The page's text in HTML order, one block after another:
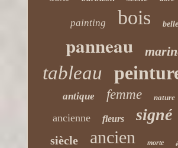
painting bois belle
panneau
tableau
antique femme nature
ancienne fleurs signé
siècle ancien morte